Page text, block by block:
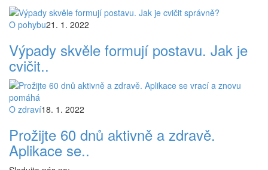
O pohybu21. 1. 2022
Výpady skvěle formují postavu. Jak je
cvičit..
O zdraví18. 1. 2022
Prožijte 60 dnů aktivně a zdravě.
Aplikace se..